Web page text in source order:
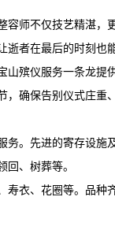
容师不仅技艺精湛，
者在最后的时刻也
山殡仪服务一条龙提
确保告别仪式庄重
。先进的寄存设施
、树葬等。
寿衣、花圈等。品种